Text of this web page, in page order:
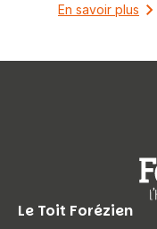
En savoir plus
Le Toit Forézien